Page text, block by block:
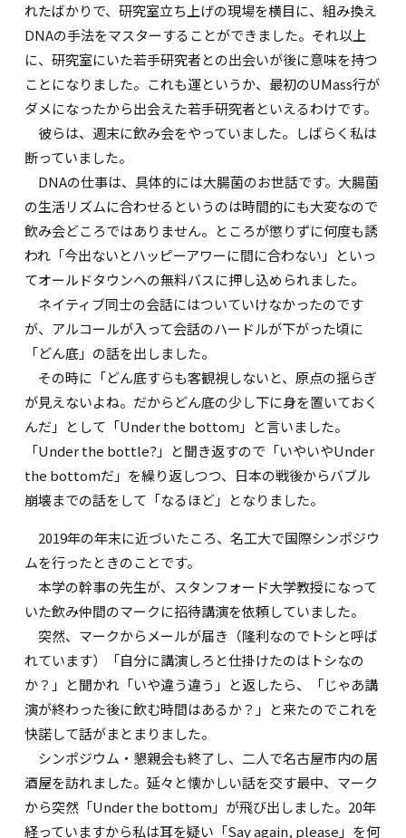
れたばかりで、研究室立ち上げの現場を横目に、組み換え
DNAの手法をマスターすることができました。それ以上
に、研究室にいた若手研究者との出会いが後に意味を持つ
ことになりました。これも運というか、最初のUMass行が
ダメになったから出会えた若手研究者といえるわけです。
彼らは、週末に飲み会をやっていました。しばらく私は
断っていました。
DNAの仕事は、具体的には大腸菌のお世話です。大腸菌
の生活リズムに合わせるというのは時間的にも大変なので
飲み会どころではありません。ところが懲りずに何度も誘
われ「今出ないとハッピーアワーに間に合わない」といっ
てオールドタウンへの無料バスに押し込められました。
ネイティブ同士の会話にはついていけなかったのです
が、アルコールが入って会話のハードルが下がった頃に
「どん底」の話を出しました。
その時に「どん底すらも客観視しないと、原点の揺らぎ
が見えないよね。だからどん底の少し下に身を置いておく
んだ」として「Under the bottom」と言いました。
「Under the bottle?」と聞き返すので「いやいやUnder
the bottomだ」を繰り返しつつ、日本の戦後からバブル
崩壊までの話をして「なるほど」となりました。
2019年の年末に近づいたころ、名工大で国際シンポジウ
ムを行ったときのことです。
本学の幹事の先生が、スタンフォード大学教授になって
いた飲み仲間のマークに招待講演を依頼していました。
突然、マークからメールが届き（隆利なのでトシと呼ば
れています）「自分に講演しろと仕掛けたのはトシなの
か？」と聞かれ「いや違う違う」と返したら、「じゃあ講
演が終わった後に飲む時間はあるか？」と来たのでこれを
快諾して話がまとまりました。
シンポジウム・懇親会も終了し、二人で名古屋市内の居
酒屋を訪れました。延々と懐かしい話を交す最中、マーク
から突然「Under the bottom」が飛び出しました。20年
経っていますから私は耳を疑い「Say again, please」を何